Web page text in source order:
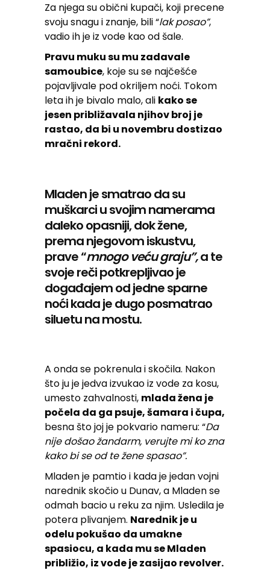
Za njega su obični kupači, koji precene
svoju snagu i znanje, bili “lak posao”,
vadio ih je iz vode kao od šale.
Pravu muku su mu zadavale
samoubice, koje su se najčešće
pojavljivale pod okriljem noći. Tokom
leta ih je bivalo malo, ali kako se
jesen približavala njihov broj je
rastao, da bi u novembru dostizao
mračni rekord.
Mladen je smatrao da su
muškarci u svojim namerama
daleko opasniji, dok žene,
prema njegovom iskustvu,
prave “mnogo veću graju”,a te
svoje reči potkrepljivao je
događajem od jedne sparne
noći kada je dugo posmatrao
siluetu na mostu.
A onda se pokrenula i skočila. Nakon
što ju je jedva izvukao iz vode za kosu,
umesto zahvalnosti, mlada žena je
počela da ga psuje, šamara i čupa,
besna što joj je pokvario nameru: “Da
nije došao žandarm, verujte mi ko zna
kako bi se od te žene spasao”.
Mladen je pamtio i kada je jedan vojni
narednik skočio u Dunav, a Mladen se
odmah bacio u reku za njim. Usledila je
potera plivanjem. Narednik je u
odelu pokušao da umakne
spasiocu, a kada mu se Mladen
približio, iz vode je zasijao revolver.